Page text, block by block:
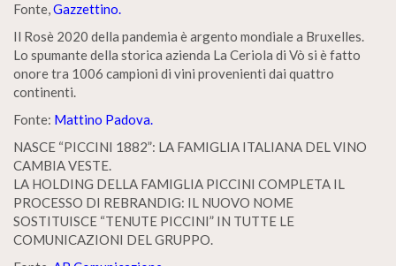
Fonte,Gazzettino.
Il Rosè 2020 della pandemia è argento mondiale a Bruxelles.
Lo spumante della storica azienda La Ceriola di Vò si è fatto
onore tra 1006 campioni di vini provenienti dai quattro
continenti.
Fonte: Mattino Padova.
NASCE “PICCINI 1882”: LA FAMIGLIA ITALIANA DEL VINO
CAMBIA VESTE.
LA HOLDING DELLA FAMIGLIA PICCINI COMPLETA IL
PROCESSO DI REBRANDIG: IL NUOVO NOME
SOSTITUISCE “TENUTE PICCINI” IN TUTTE LE
COMUNICAZIONI DEL GRUPPO.